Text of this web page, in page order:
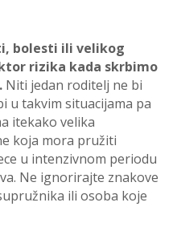
bolesti ili velikog
rizika kada skrbimo
Niti jedan roditelj ne bi
u takvim situacijama pa
itekako velika
koja mora pružiti
u intenzivnom periodu
Ne ignorirajte znakove
ili osoba koje